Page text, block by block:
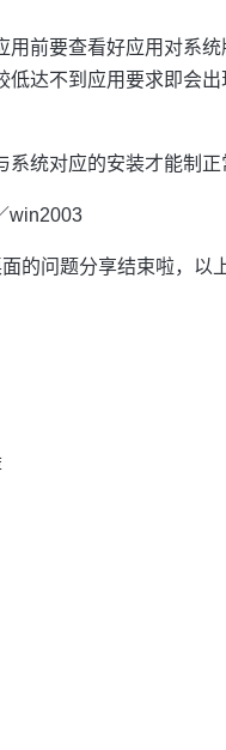
前要查看好应用对系
达不到应用要求即会
统对应的安装才能制正
win2003
的问题分享结束啦，以